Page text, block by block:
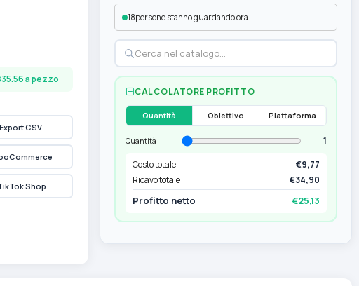
a pezzo
CSV
Shop
18persone stanno guardando ora
CALCOLATORE PROFITTO
Quantità Obiettivo Piattaforma
Quantità
1
Costo totale
€9,77
Ricavo totale
€34,90
Profitto netto €25,13